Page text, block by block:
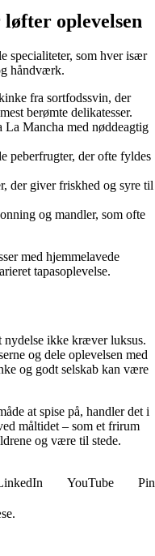
løfter oplevelsen
specialiteter, som hver især
håndværk.
fra sortfodssvin, der
berømte delikatesser.
La Mancha med nøddeagtig
peberfrugter, der ofte fyldes
der giver friskhed og syre til
og mandler, som ofte
med hjemmelavede
tapasoplevelse.
nydelse ikke kræver luksus.
og dele oplevelsen med
og godt selskab kan være
at spise på, handler det i
måltidet – som et frirum
og være til stede.
YouTube